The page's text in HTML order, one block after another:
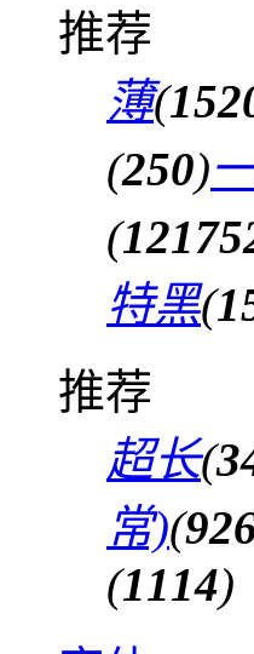
推荐
薄(
(250)
(
特黑(
推荐
超长(
常)(
(1114)